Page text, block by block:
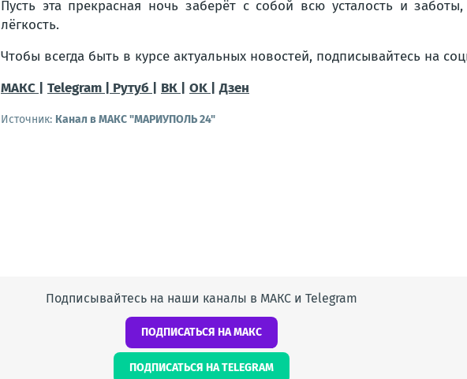
Пусть эта прекрасная ночь заберёт с собой всю усталость и
лёгкость.
Чтобы всегда быть в курсе актуальных новостей, подписывайтесь на
МАКС |
Telegram | Рутуб | ВК | OK | Дзен
Источник: Канал в МАКС "МАРИУПОЛЬ 24"
Подписывайтесь на наши каналы в МАКС и Telegram
ПОДПИСАТЬСЯ НА МАКС
ПОДПИСАТЬСЯ НА TELEGRAM